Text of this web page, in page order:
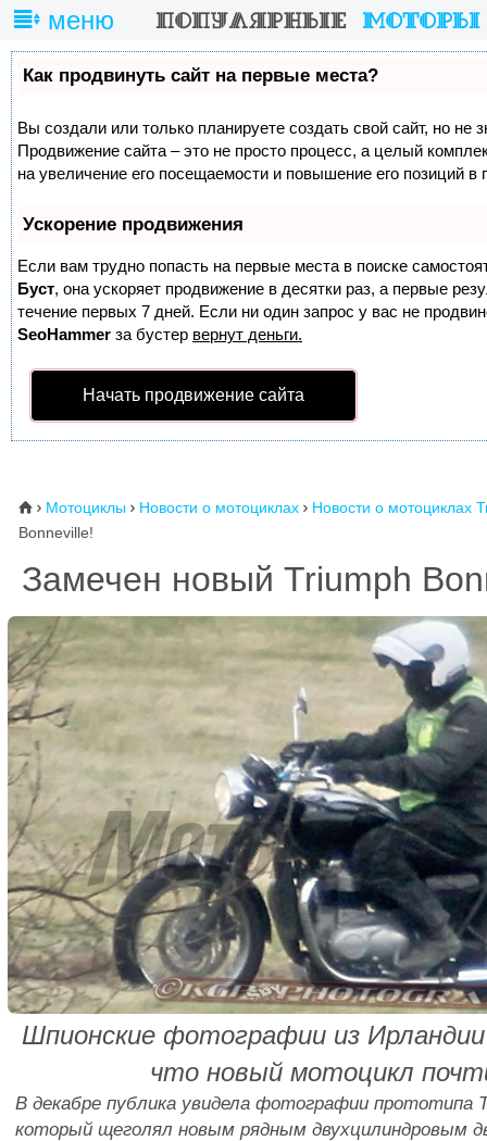
меню
Как продвинуть сайт на первые места?
Вы создали или только планируете создать свой сайт, но не
Продвижение сайта – это не просто процесс, а целый
на увеличение его посещаемости и повышение его позиций в
Ускорение продвижения
Если вам трудно попасть на первые места в поиске
Буст, она ускоряет продвижение в десятки раз, а первые
течение первых 7 дней. Если ни один запрос у вас не
SeoHammer за бустер вернут деньги.
Начать продвижение сайта
⌂  Мотоциклы  Новости о мотоциклах  Новости о мотоциклах
Bonneville!
Замечен новый Triumph
Шпионские фотографии из
что новый мотоцикл
В декабре публика увидела фотографии прототипа
который щеголял новым рядным двухцилиндровым